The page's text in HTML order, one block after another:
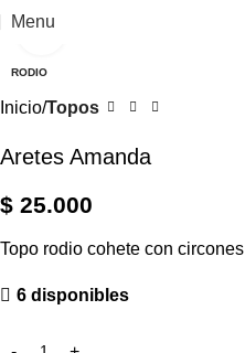
Menu
RODIO
Inicio Topos
Aretes Amanda
$ 25.000
Topo rodio cohete con circones
6 disponibles